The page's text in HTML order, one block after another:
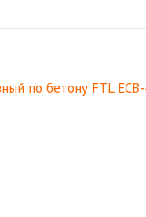
по бетону FTL